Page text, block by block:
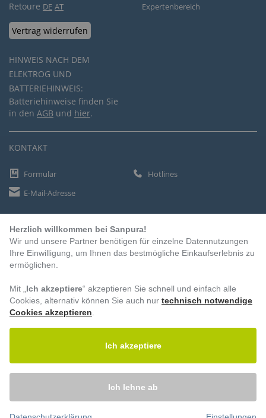
Retoure DE AT
Vertrag widerrufen
HINWEIS NACH DEM
ELEKTROG UND
BATTERIEHINWEIS:
Batteriehinweise finden Sie
in den AGB und hier.
Expertenbereich
KONTAKT
Formular
Hotlines
E-Mail-Adresse
ZAHLUNGSARTEN
Vorkasse
BESUCHEN SIE UNS
Herzlich willkommen bei Sanpura!
Wir und unsere Partner benötigen für einzelne Datennutzungen
Ihre Einwilligung, um Ihnen das bestmögliche Einkaufserlebnis zu
ermöglichen.
Mit „ Ich akzeptiere“ akzeptieren Sie schnell und einfach alle
Cookies, alternativ können Sie auch nur technisch notwendige
Cookies akzeptieren
Ich akzeptiere
Ich lehne ab